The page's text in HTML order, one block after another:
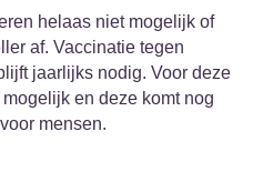
helaas niet mogelijk of
af. Vaccinatie tegen
jaarlijks nodig. Voor deze
en deze komt nog
mensen.